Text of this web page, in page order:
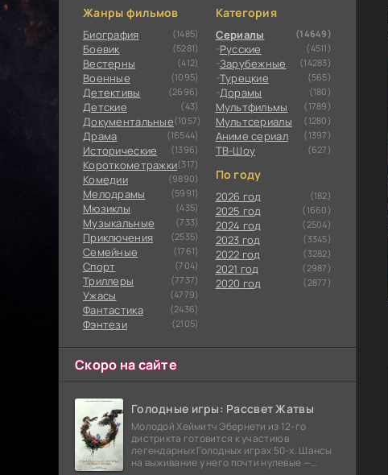
Жанры фильмов
Биография (1485)
Боевик (5281)
Вестерны (412)
Военные (1095)
Детективы (2696)
Детские (43)
Документальные(1057)
Драма (16544)
Исторические (1396)
Короткометражки(317)
Комедии (9890)
Мелодрамы (5991)
Мюзиклы (435)
Музыкальные (733)
Приключения (2535)
Семейные (1761)
Cпорт (704)
Триллеры (7737)
Ужасы (4779)
Фантастика (2436)
Фэнтези (2105)
Категория
Сериалы (14649)
Русские (4511)
Зарубежные (14283)
Турецкие (565)
Дорамы (180)
Мультфильмы (1789)
Мультсериалы (1280)
Аниме сериал (1397)
ТВ-Шоу (627)
По году
2026 год (182)
2025 год (1660)
2024 год (2504)
2023 год (3345)
2022 год (3282)
2021 год (2987)
2020 год (2877)
Скоро на сайте
Голодные игры: Рассвет Жатвы
Молодой Хеймитч Эбернети из 12-го
дистрикта готовится к участию в
легендарных Голодных играх 50-х. Шансы
на выживание у него почти нулевые —